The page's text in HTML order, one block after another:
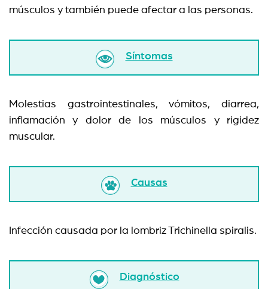
músculos y también puede afectar a las personas.
Síntomas
Molestias gastrointestinales, vómitos, diarrea,
inflamación y dolor de los músculos y rigidez
muscular.
Causas
Infección causada por la lombriz Trichinella spiralis.
Diagnóstico